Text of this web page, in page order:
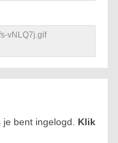
bent ingelogd. Klik